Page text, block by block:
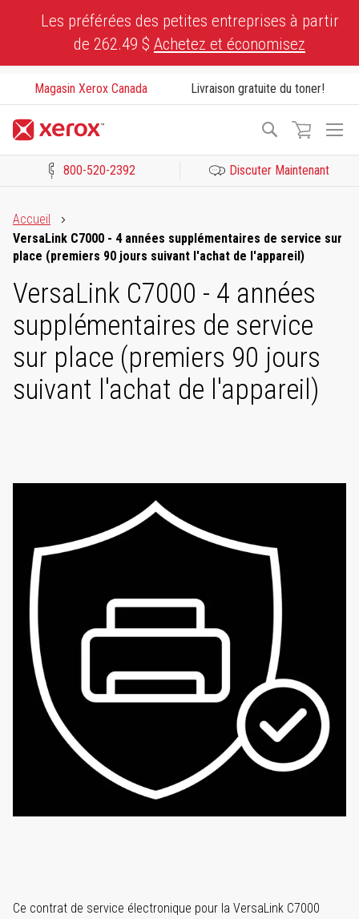
Les préférées des petites entreprises à partir
de 262.49 $ Achetez et économisez
Magasin Xerox Canada Livraison gratuite du toner!
Recherche
800-520-2392 Discuter Maintenant
Accueil
VersaLink C7000 - 4 années supplémentaires de service sur
place (premiers 90 jours suivant l'achat de l'appareil)
VersaLink C7000 - 4 années
supplémentaires de service
sur place (premiers 90 jours
suivant l'achat de l'appareil)
Ce contrat de service électronique pour la VersaLink C7000